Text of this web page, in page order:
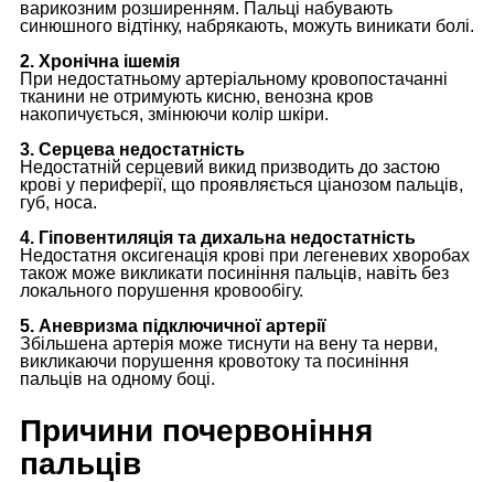
варикозним розширенням. Пальці набувають
синюшного відтінку, набрякають, можуть виникати болі.
2. Хронічна ішемія
При недостатньому артеріальному кровопостачанні
тканини не отримують кисню, венозна кров
накопичується, змінюючи колір шкіри.
3. Серцева недостатність
Недостатній серцевий викид призводить до застою
крові у периферії, що проявляється ціанозом пальців,
губ, носа.
4. Гіповентиляція та дихальна недостатність
Недостатня оксигенація крові при легеневих хворобах
також може викликати посиніння пальців, навіть без
локального порушення кровообігу.
5. Аневризма підключичної артерії
Збільшена артерія може тиснути на вену та нерви,
викликаючи порушення кровотоку та посиніння
пальців на одному боці.
Причини почервоніння
пальців